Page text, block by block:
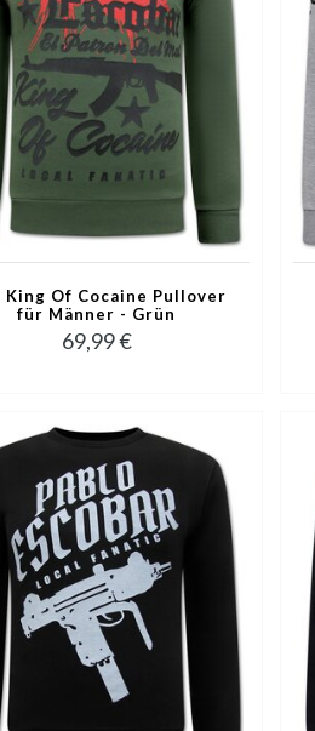
King Of Cocaine Pullover
für Männer - Grün
69,99 €